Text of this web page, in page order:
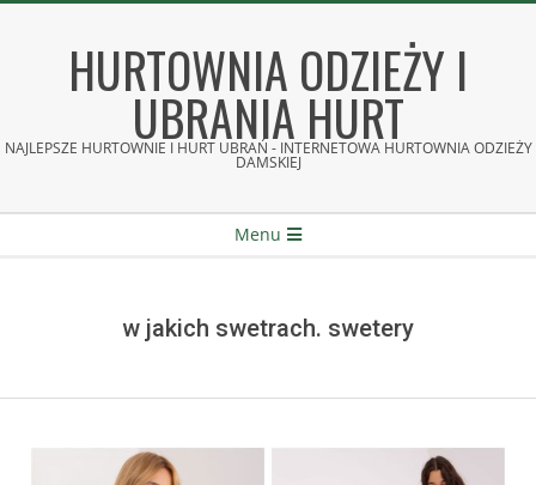
HURTOWNIA ODZIEŻY I
UBRANIA HURT
NAJLEPSZE HURTOWNIE I HURT UBRAŃ - INTERNETOWA HURTOWNIA ODZIEŻY
DAMSKIEJ
Menu
w jakich swetrach. swetery